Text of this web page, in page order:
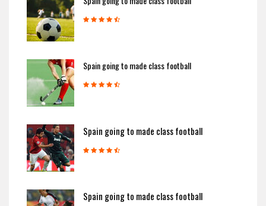
Spain going to made class football
Spain going to made class football
Spain going to made class football